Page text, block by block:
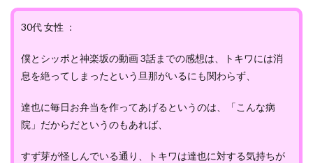
30代 女性 ：
僕とシッポと神楽坂の動画 3話までの感想は、トキワには消
息を絶ってしまったという旦那がいるにも関わらず、
達也に毎日お弁当を作ってあげるというのは、「こんな病
院」だからだというのもあれば、
すず芽が怪しんでいる通り、トキワは達也に対する気持ちが